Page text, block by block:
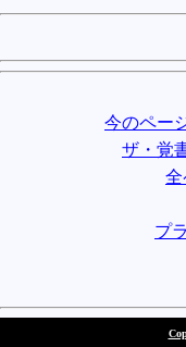
今のペー
ザ・覚
全
プ